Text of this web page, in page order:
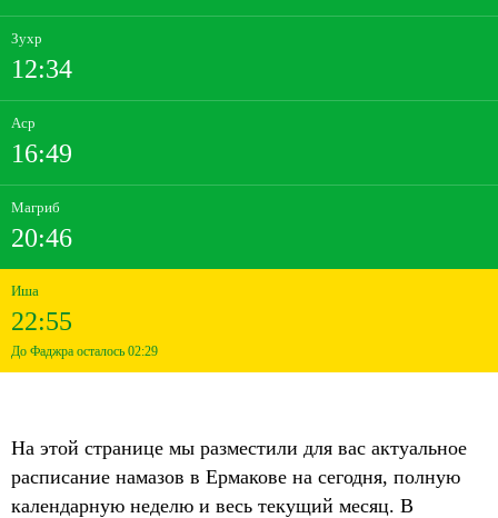
Зухр
12:34
Аср
16:49
Магриб
20:46
Иша
22:55
До Фаджра осталось 02:29
На этой странице мы разместили для вас актуальное
расписание намазов в Ермакове на сегодня, полную
календарную неделю и весь текущий месяц. В